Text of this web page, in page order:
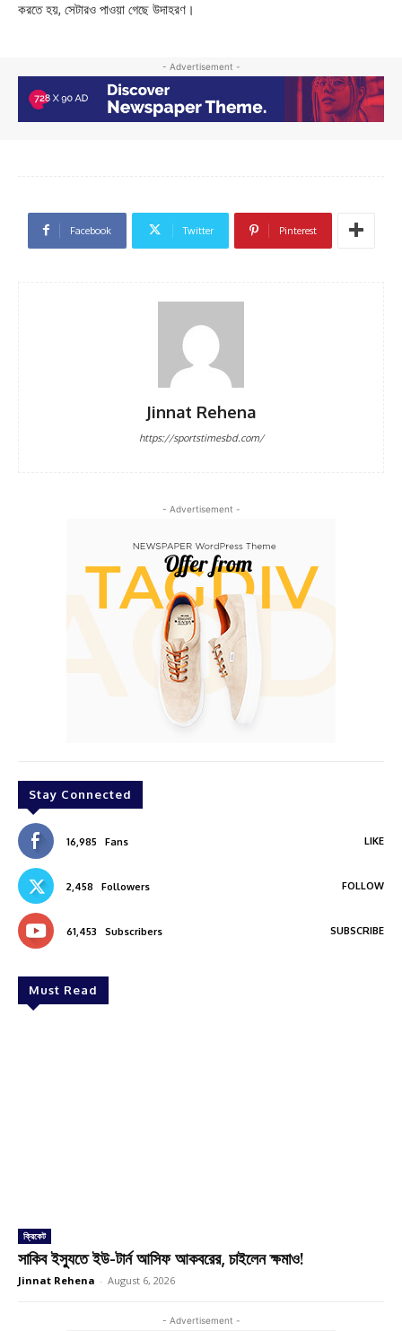
করতে হয়, সেটারও পাওয়া গেছে উদাহরণ।
- Advertisement -
Facebook Twitter Pinterest
Jinnat Rehena
https://sportstimesbd.com/
- Advertisement -
Stay Connected
16,985 Fans LIKE
2,458 Followers FOLLOW
61,453 Subscribers SUBSCRIBE
Must Read
ক্রিকেট
সাকিব ইস্যুতে ইউ-টার্ন আসিফ আকবরের, চাইলেন ক্ষমাও!
Jinnat Rehena - August 6, 2026
- Advertisement -